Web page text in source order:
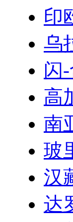
印
乌
闪
高
南
玻
汉
达